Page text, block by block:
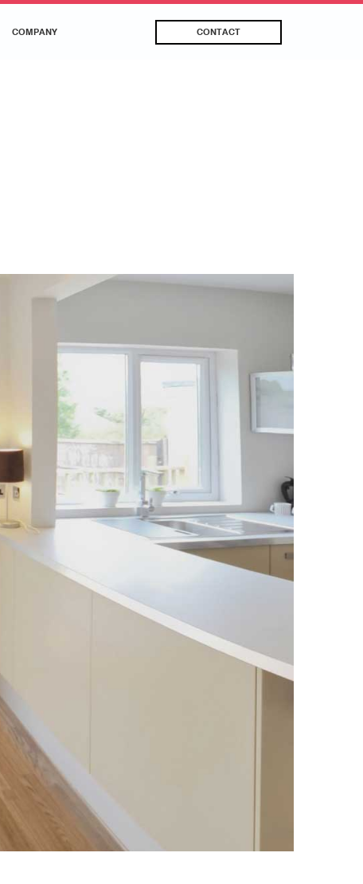
COMPANY CONTACT